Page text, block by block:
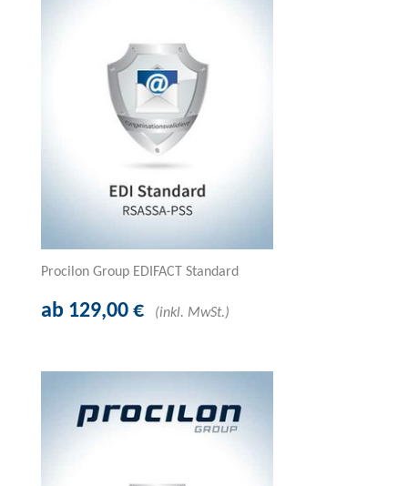
Procilon Group EDIFACT Standard
ab 129,00 € (inkl. MwSt.)